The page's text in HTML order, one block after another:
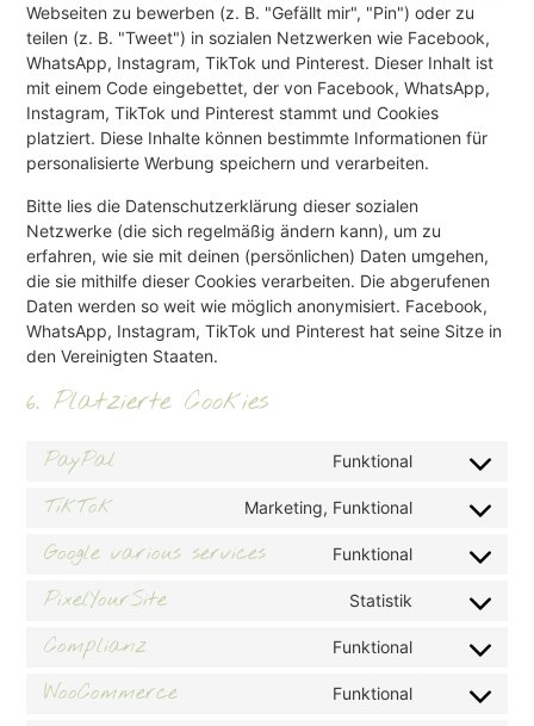
Webseiten zu bewerben (z. B. "Gefällt mir", "Pin") oder zu
teilen (z. B. "Tweet") in sozialen Netzwerken wie Facebook,
WhatsApp, Instagram, TikTok und Pinterest. Dieser Inhalt ist
mit einem Code eingebettet, der von Facebook, WhatsApp,
Instagram, TikTok und Pinterest stammt und Cookies
platziert. Diese Inhalte können bestimmte Informationen für
personalisierte Werbung speichern und verarbeiten.
Bitte lies die Datenschutzerklärung dieser sozialen
Netzwerke (die sich regelmäßig ändern kann), um zu
erfahren, wie sie mit deinen (persönlichen) Daten umgehen,
die sie mithilfe dieser Cookies verarbeiten. Die abgerufenen
Daten werden so weit wie möglich anonymisiert. Facebook,
WhatsApp, Instagram, TikTok und Pinterest hat seine Sitze in
den Vereinigten Staaten.
6. Platzierte Cookies
PayPal Funktional
TikTok Marketing, Funktional
Google various services Funktional
PixelYourSite Statistik
Complianz Funktional
WooCommerce Funktional